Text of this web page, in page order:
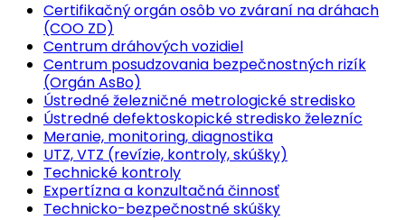
Certifikačný orgán osôb vo zváraní na dráhach
(COO ZD)
Centrum dráhových vozidiel
Centrum posudzovania bezpečnostných rizík
(Orgán AsBo)
Ústredné železničné metrologické stredisko
Ústredné defektoskopické stredisko železníc
Meranie, monitoring, diagnostika
UTZ, VTZ (revízie, kontroly, skúšky)
Technické kontroly
Expertízna a konzultačná činnosť
Technicko-bezpečnostné skúšky